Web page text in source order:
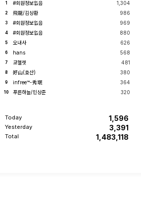
군 비행시험팀인 썬더버드팀의 정밀
공중기동비행과 고성능 비행을 선보
일 예정이...
1 #회원정보없음 1,304
2 飛龍/김상환 986
3 #회원정보없음 969
4 #회원정보없음 880
5 오내사 626
6 hans 568
7 코헬렛 481
8 好山(호산) 380
9 infree™-秀珉 364
10 푸른하늘/민상준 320
Today 1,596
Yesterday 3,391
Total 1,483,118